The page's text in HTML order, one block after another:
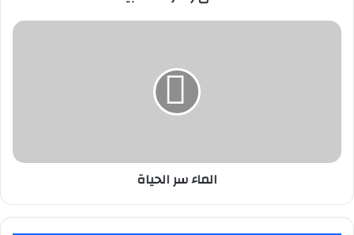
الماء
الماء سر الحياة